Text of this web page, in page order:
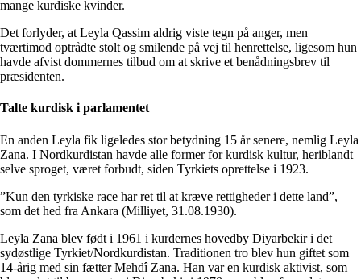
mange kurdiske kvinder.
Det forlyder, at Leyla Qassim aldrig viste tegn på anger, men
tværtimod optrådte stolt og smilende på vej til henrettelse, ligesom hun
havde afvist dommernes tilbud om at skrive et benådningsbrev til
præsidenten.
Talte kurdisk i parlamentet
En anden Leyla fik ligeledes stor betydning 15 år senere, nemlig Leyla
Zana. I Nordkurdistan havde alle former for kurdisk kultur, heriblandt
selve sproget, været forbudt, siden Tyrkiets oprettelse i 1923.
”Kun den tyrkiske race har ret til at kræve rettigheder i dette land”,
som det hed fra Ankara (Milliyet, 31.08.1930).
Leyla Zana blev født i 1961 i kurdernes hovedby Diyarbekir i det
sydøstlige Tyrkiet/Nordkurdistan. Traditionen tro blev hun giftet som
14-årig med sin fætter Mehdî Zana. Han var en kurdisk aktivist, som